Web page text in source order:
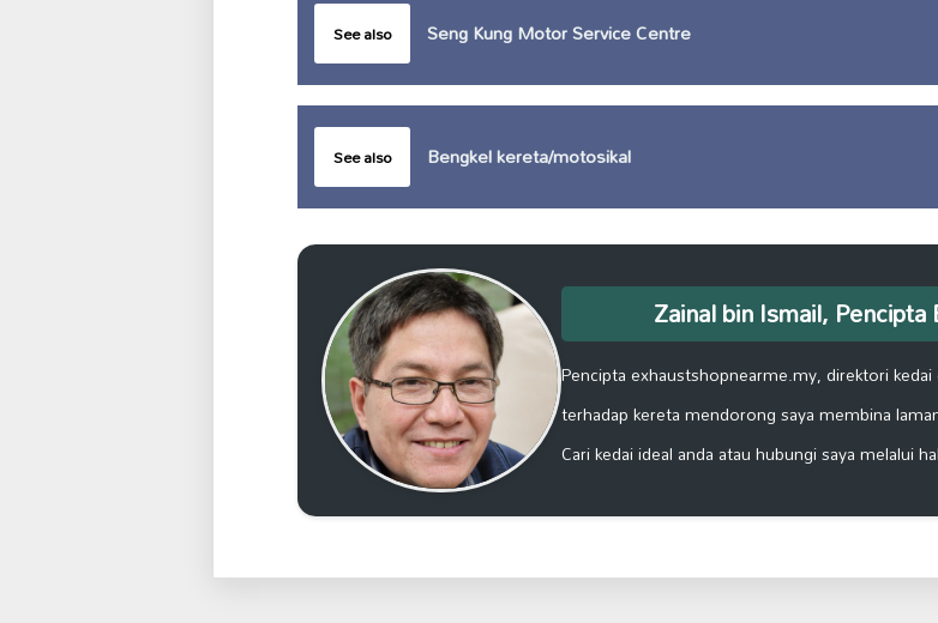
See also Seng Kung Motor Service Centre
See also Bengkel kereta/motosikal
Zainal bin Ismail,
Pencipta exhaustshopnearme.my, direktori
terhadap kereta mendorong saya membina
Cari kedai ideal anda atau hubungi saya melalui